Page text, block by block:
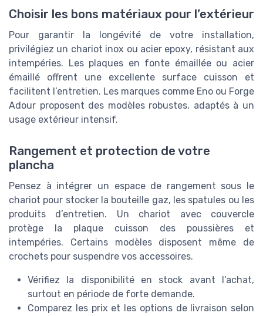
Choisir les bons matériaux pour l’extérieur
Pour garantir la longévité de votre installation,
privilégiez un chariot inox ou acier epoxy, résistant aux
intempéries. Les plaques en fonte émaillée ou acier
émaillé offrent une excellente surface cuisson et
facilitent l’entretien. Les marques comme Eno ou Forge
Adour proposent des modèles robustes, adaptés à un
usage extérieur intensif.
Rangement et protection de votre
plancha
Pensez à intégrer un espace de rangement sous le
chariot pour stocker la bouteille gaz, les spatules ou les
produits d’entretien. Un chariot avec couvercle
protège la plaque cuisson des poussières et
intempéries. Certains modèles disposent même de
crochets pour suspendre vos accessoires.
Vérifiez la disponibilité en stock avant l’achat,
surtout en période de forte demande.
Comparez les prix et les options de livraison selon